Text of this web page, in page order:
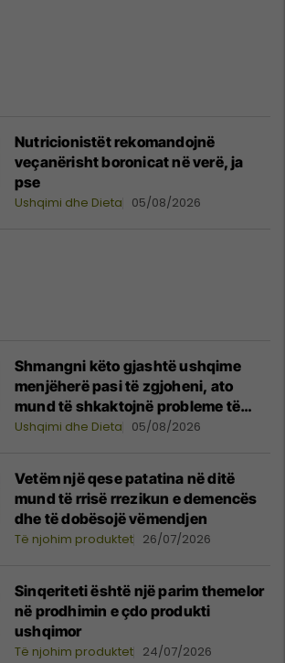
Nutricionistët rekomandojnë
veçanërisht boronicat në verë, ja
pse
Ushqimi dhe Dieta 05/08/2026
Shmangni këto gjashtë ushqime
menjëherë pasi të zgjoheni, ato
mund të shkaktojnë probleme të
caktuara
Ushqimi dhe Dieta 05/08/2026
Vetëm një qese patatina në ditë
mund të rrisë rrezikun e demencës
dhe të dobësojë vëmendjen
Të njohim produktet 26/07/2026
Sinqeriteti është një parim themelor
në prodhimin e çdo produkti
ushqimor
Të njohim produktet 24/07/2026